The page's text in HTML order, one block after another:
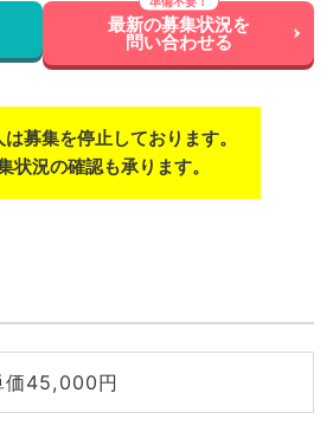
最新の募集状況を
問い合わせる
募集を停止しております。
状況の確認も承ります。
価45,000円